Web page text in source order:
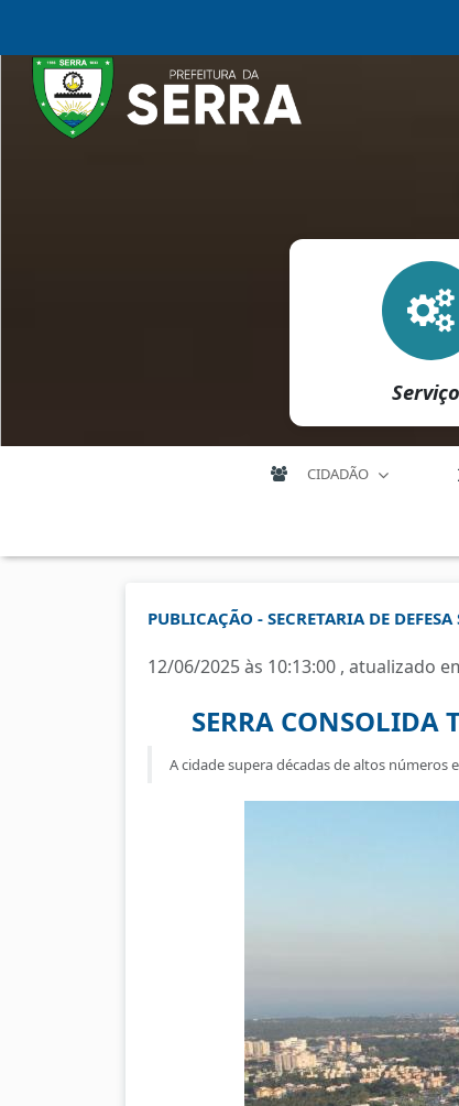
CIDADÃO
PUBLICAÇÃO - SECRETARIA DE DEFESA
12/06/2025 às 10:13:00 , atualizado
SERRA CONSOLIDA
A cidade supera décadas de altos números